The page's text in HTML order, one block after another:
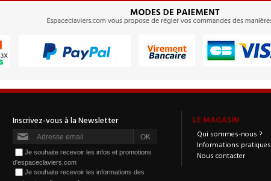
LE MAGASIN
Qui sommes-nous ?
Informations pratiques
Nous contacter
Je souhaite recevoir les infos et promotions
d'espaceclaviers.com
Je souhaite recevoir les informations des